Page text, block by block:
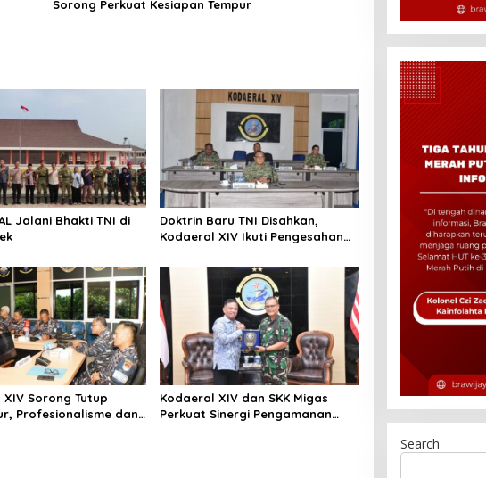
Sorong Perkuat Kesiapan Tempur
Jalani Bhakti TNI di
Doktrin Baru TNI Disahkan,
Kodaeral XIV Ikuti Pengesahan
Virtual
Sorong Tutup
Profesionalisme dan
Kodaeral XIV dan SKK Migas
Perkuat Sinergi Pengamanan
Search